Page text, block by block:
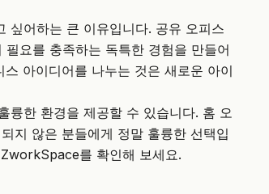
싶어하는 큰 이유입니다. 공유 오피스
요를 충족하는 독특한 경험을 만들어
아이디어를 나누는 것은 새로운 아이
륭한 환경을 제공할 수 있습니다. 홈 오
지 않은 분들에게 정말 훌륭한 선택입
ZworkSpace를 확인해 보세요.